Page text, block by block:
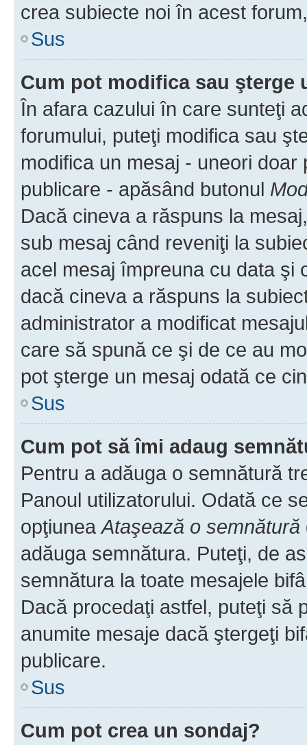
crea subiecte noi în acest
Sus
Cum pot modifica sau şterge
În afara cazului în care sunteţi
forumului, puteţi modifica sau
modifica un mesaj - uneori
publicare - apăsând butonul
Dacă cineva a răspuns la
sub mesaj când reveniţi la
acel mesaj împreuna cu data şi
dacă cineva a răspuns la
administrator a modificat
care să spună ce şi de ce au
pot şterge un mesaj odată ce
Sus
Cum pot să îmi adaug
Pentru a adăuga o semnătură
Panoul utilizatorului. Odată ce
opţiuneaAtaşează o semnătură
adăuga semnătura. Puteţi, de
semnătura la toate mesajele
Dacă procedaţi astfel, puteţi să
anumite mesaje dacă ştergeţi
publicare.
Sus
Cum pot crea un sondaj?